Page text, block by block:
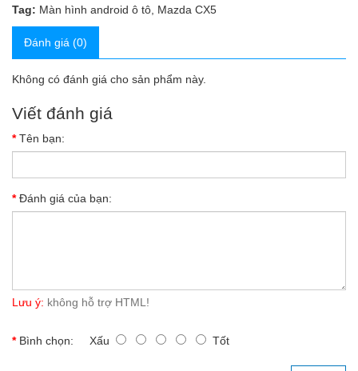
Tag: Màn hình android ô tô Mazda CX5
Đánh giá (0)
Không có đánh giá cho sản phẩm này.
Viết đánh giá
Tên bạn:
Đánh giá của bạn:
Lưu ý: không hỗ trợ HTML!
Bình chọn: Xấu Tốt